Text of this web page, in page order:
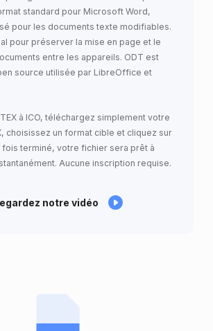
standard pour Microsoft Word,
pour les documents texte modifiables.
pour préserver la mise en page et le
entre les appareils. ODT est
source utilisée par LibreOffice et
à ICO, téléchargez simplement votre
choisissez un format cible et cliquez sur
fois terminé, votre fichier sera prêt à
Aucune inscription requise.
notre vidéo